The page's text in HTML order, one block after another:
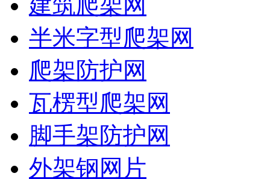
半米字型爬架网
爬架防护网
瓦楞型爬架网
脚手架防护网
外架钢网片